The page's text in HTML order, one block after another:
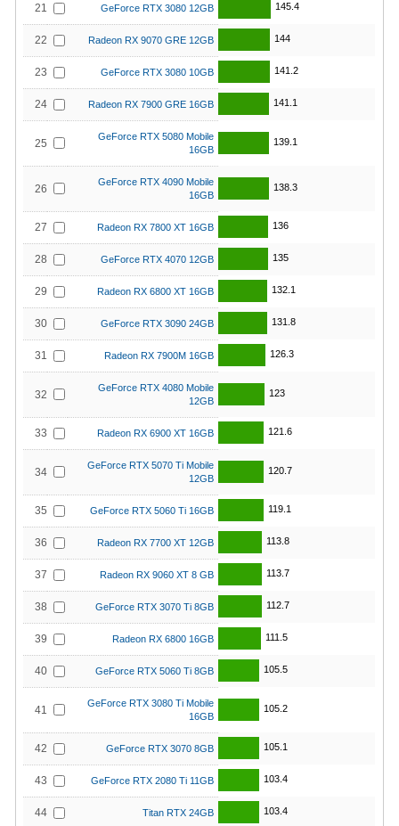
21 GeForce RTX 3080 12GB 145.4
22 Radeon RX 9070 GRE 12GB 144
23 GeForce RTX 3080 10GB 141.2
24 Radeon RX 7900 GRE 16GB 141.1
25
GeForce RTX 5080 Mobile
16GB
139.1
26
GeForce RTX 4090 Mobile
16GB
138.3
27 Radeon RX 7800 XT 16GB 136
28 GeForce RTX 4070 12GB 135
29 Radeon RX 6800 XT 16GB 132.1
30 GeForce RTX 3090 24GB 131.8
31 Radeon RX 7900M 16GB 126.3
32
GeForce RTX 4080 Mobile
12GB
123
33 Radeon RX 6900 XT 16GB 121.6
34
GeForce RTX 5070 Ti Mobile
12GB
120.7
35 GeForce RTX 5060 Ti 16GB 119.1
36 Radeon RX 7700 XT 12GB 113.8
37 Radeon RX 9060 XT 8 GB 113.7
38 GeForce RTX 3070 Ti 8GB 112.7
39 Radeon RX 6800 16GB 111.5
40 GeForce RTX 5060 Ti 8GB 105.5
41
GeForce RTX 3080 Ti Mobile
16GB
105.2
42 GeForce RTX 3070 8GB 105.1
43 GeForce RTX 2080 Ti 11GB 103.4
44 Titan RTX 24GB 103.4